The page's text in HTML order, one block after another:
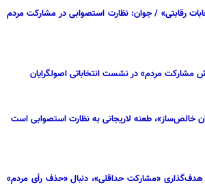
رقابتی» / جوان: نظارت استصوابی در مشارکت مردم
مشارکت مردم» در نشست انتخاباتی اصولگرایان
خالص‌ساز»، طعنه لاریجانی به نظارت استصوابی است
هدف‌گذاری «مشارکت حداقلی»، دنبال «حذف رأی مردم»